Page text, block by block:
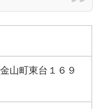
山町東台１６９